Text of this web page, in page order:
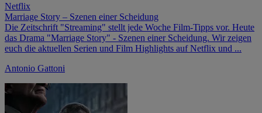
Netflix
Marriage Story – Szenen einer Scheidung
Die Zeitschrift "Streaming" stellt jede Woche Film-Tipps vor. Heute
das Drama "Marriage Story" - Szenen einer Scheidung. Wir zeigen
euch die aktuellen Serien und Film Highlights auf Netflix und ...
Antonio Gattoni